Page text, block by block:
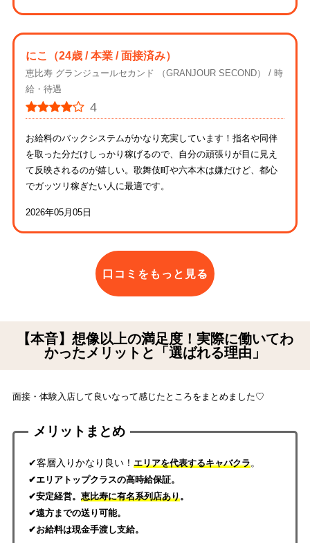
にこ （24歳 / 本業 / 面接済み）
恵比寿 グランジュールセカンド （GRANJOUR SECOND）
時
給・待遇
4
お給料のバックシステムがかなり充実しています！指名や同伴
を取った分だけしっかり稼げるので、自分の頑張りが目に見え
て反映されるのが嬉しい。歌舞伎町や六本木は嫌だけど、都心
でガッツリ稼ぎたい人に最適です。
2026年05月05日
口コミをもっと見る
【本音】想像以上の満足度！実際に働いてわ
かったメリットと「選ばれる理由」
面接・体験入店して良いなって感じたところをまとめました♡
メリットまとめ
✔客層入りかなり良い！ エリアを代表するキャバクラ。
✔エリアトップクラスの高時給保証。
✔安定経営。 恵比寿に有名系列店あり。
✔遠方までの送り可能。
✔お給料は現金手渡し支給。